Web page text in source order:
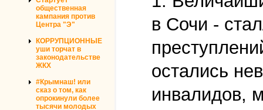
общественная
кампания против
Центра "Э"
КОРРУПЦИОННЫЕ
уши торчат в
законодательстве
ЖКХ
#Крымнаш! или
сказ о том, как
опрокинули более
тысячи молодых
в Сочи -
остались
инвалидов,